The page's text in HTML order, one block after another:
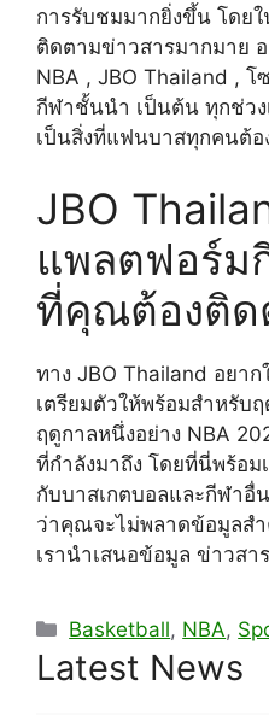
การรับชมมากยิ่งขึ้น โดย
ติดตามข่าวสารมากมาย
NBA , JBO Thailand , โ
กีฬาชั้นนำ เป็นต้น ทุกช่ว
เป็นสิ่งที่แฟนบาสทุกคนต้อ
JBO
แพลตฟอร์ม
ที่คุณต้องติด
ทาง JBO Thailand อยา
เตรียมตัวให้พร้อมสำหรับ
ฤดูกาลหนึ่งอย่าง NBA
ที่กำลังมาถึง โดยที่นี่พร้อ
กับบาสเกตบอลและกีฬาอื่
ว่าคุณจะไม่พลาดข้อมูลส
เรานำเสนอข้อมูล ข่าวส
Categories
Basketball, NBA,
Latest News